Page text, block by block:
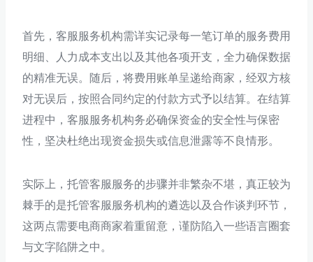
首先，客服服务机构需详实记录每一笔订单的服务费用
明细、人力成本支出以及其他各项开支，全力确保数据
的精准无误。随后，将费用账单呈递给商家，经双方核
对无误后，按照合同约定的付款方式予以结算。在结算
进程中，客服服务机构务必确保资金的安全性与保密
性，坚决杜绝出现资金损失或信息泄露等不良情形。
实际上，托管客服服务的步骤并非繁杂不堪，真正较为
棘手的是托管客服服务机构的遴选以及合作谈判环节，
这两点需要电商商家着重留意，谨防陷入一些语言圈套
与文字陷阱之中。